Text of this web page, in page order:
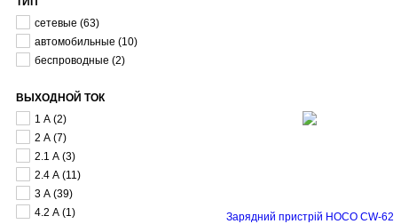
сетевые (63)
автомобильные (10)
беспроводные (2)
ВЫХОДНОЙ ТОК
1 А (2)
2 А (7)
2.1 А (3)
2.4 А (11)
3 А (39)
4.2 А (1)
Зарядний пристрій HOCO CW-62